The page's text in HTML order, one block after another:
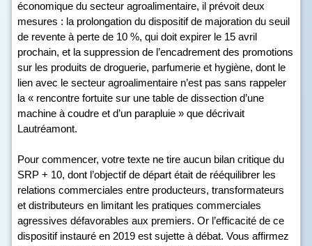
économique du secteur agroalimentaire, il prévoit deux
mesures : la prolongation du dispositif de majoration du seuil
de revente à perte de 10 %, qui doit expirer le 15 avril
prochain, et la suppression de l’encadrement des promotions
sur les produits de droguerie, parfumerie et hygiène, dont le
lien avec le secteur agroalimentaire n’est pas sans rappeler
la « rencontre fortuite sur une table de dissection d’une
machine à coudre et d’un parapluie » que décrivait
Lautréamont.
Pour commencer, votre texte ne tire aucun bilan critique du
SRP + 10, dont l’objectif de départ était de rééquilibrer les
relations commerciales entre producteurs, transformateurs
et distributeurs en limitant les pratiques commerciales
agressives défavorables aux premiers. Or l’efficacité de ce
dispositif instauré en 2019 est sujette à débat. Vous affirmez